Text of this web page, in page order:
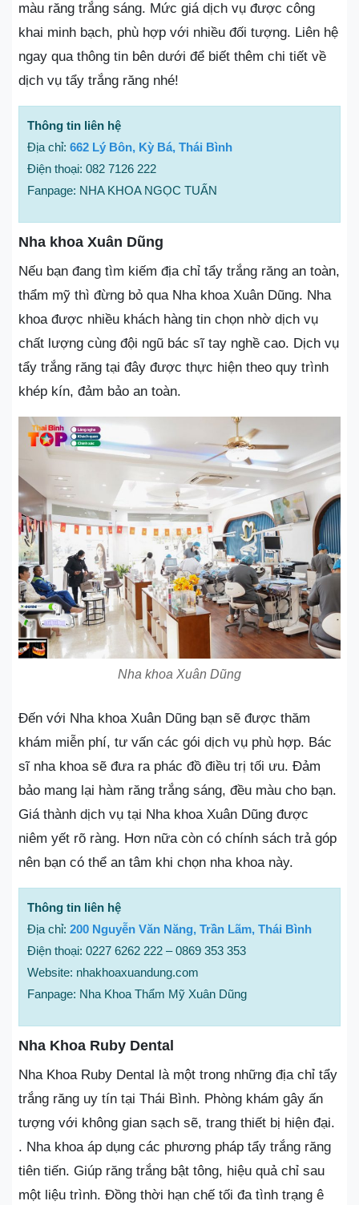
màu răng trắng sáng. Mức giá dịch vụ được công
khai minh bạch, phù hợp với nhiều đối tượng. Liên hệ
ngay qua thông tin bên dưới để biết thêm chi tiết về
dịch vụ tẩy trắng răng nhé!
Thông tin liên hệ
Địa chỉ: 662 Lý Bôn, Kỳ Bá, Thái Bình
Điện thoại: 082 7126 222
Fanpage: NHA KHOA NGỌC TUẤN
Nha khoa Xuân Dũng
Nếu bạn đang tìm kiếm địa chỉ tẩy trắng răng an toàn,
thẩm mỹ thì đừng bỏ qua Nha khoa Xuân Dũng. Nha
khoa được nhiều khách hàng tin chọn nhờ dịch vụ
chất lượng cùng đội ngũ bác sĩ tay nghề cao. Dịch vụ
tẩy trắng răng tại đây được thực hiện theo quy trình
khép kín, đảm bảo an toàn.
Nha khoa Xuân Dũng
Đến với Nha khoa Xuân Dũng bạn sẽ được thăm
khám miễn phí, tư vấn các gói dịch vụ phù hợp. Bác
sĩ nha khoa sẽ đưa ra phác đồ điều trị tối ưu. Đảm
bảo mang lại hàm răng trắng sáng, đều màu cho bạn.
Giá thành dịch vụ tại Nha khoa Xuân Dũng được
niêm yết rõ ràng. Hơn nữa còn có chính sách trả góp
nên bạn có thể an tâm khi chọn nha khoa này.
Thông tin liên hệ
Địa chỉ: 200 Nguyễn Văn Năng, Trần Lãm, Thái Bình
Điện thoại: 0227 6262 222 – 0869 353 353
Website: nhakhoaxuandung.com
Fanpage: Nha Khoa Thẩm Mỹ Xuân Dũng
Nha Khoa Ruby Dental
Nha Khoa Ruby Dental là một trong những địa chỉ tẩy
trắng răng uy tín tại Thái Bình. Phòng khám gây ấn
tượng với không gian sạch sẽ, trang thiết bị hiện đại.
. Nha khoa áp dụng các phương pháp tẩy trắng răng
tiên tiến. Giúp răng trắng bật tông, hiệu quả chỉ sau
một liệu trình. Đồng thời hạn chế tối đa tình trạng ê